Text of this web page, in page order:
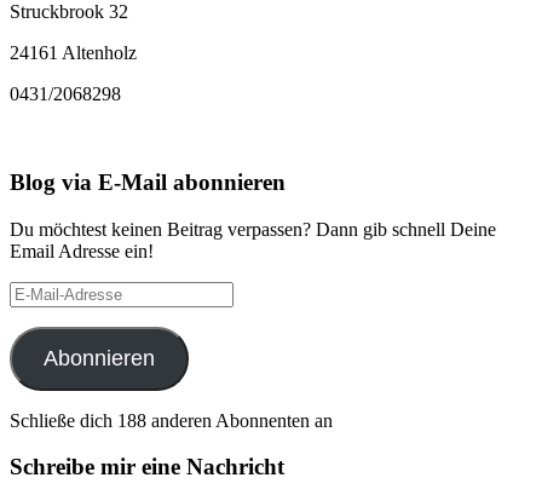
Struckbrook 32
24161 Altenholz
0431/2068298
Blog via E-Mail abonnieren
Du möchtest keinen Beitrag verpassen? Dann gib schnell Deine
Email Adresse ein!
E-
Mail-
Adresse
Abonnieren
Schließe dich 188 anderen Abonnenten an
Schreibe mir eine Nachricht